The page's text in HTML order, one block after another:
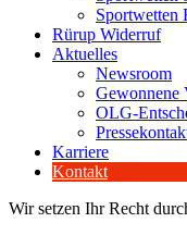
Sportwetten
Rürup Widerruf
Aktuelles
Newsroom
Gewonnene
OLG-
Karriere
Kontakt
Wir setzen Ihr Recht